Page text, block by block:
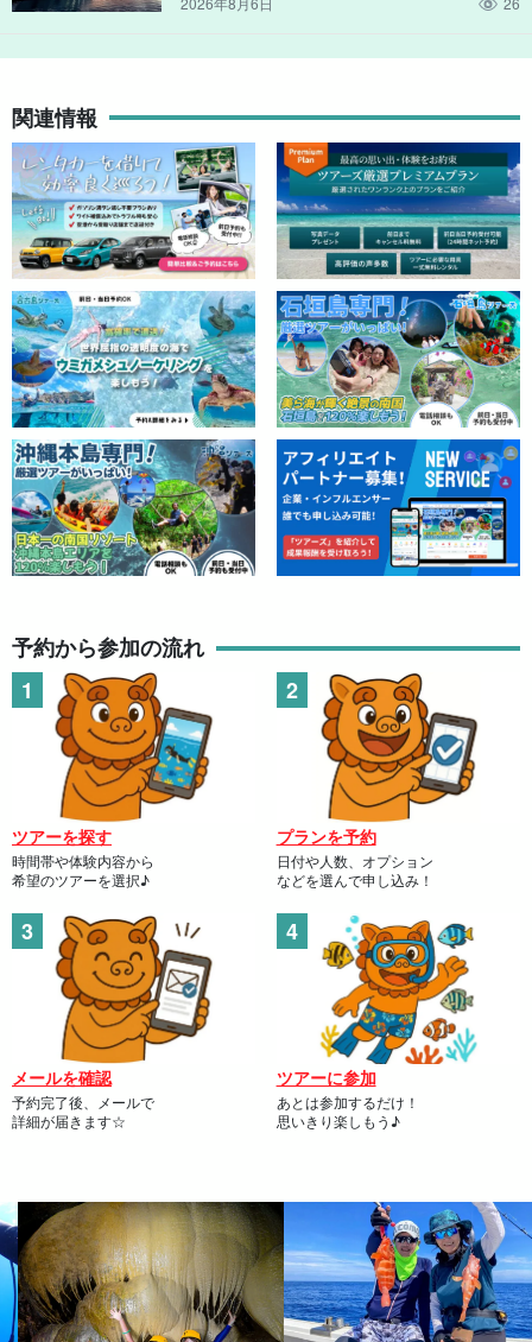
関連情報
予約から参加の流れ
ツアーを探す
時間帯や体験内容から
希望のツアーを選択♪
プランを予約
日付や人数、オプション
などを選んで申し込み！
メールを確認
予約完了後、メールで
詳細が届きます☆
ツアーに参加
あとは参加するだけ！
思いきり楽しもう♪